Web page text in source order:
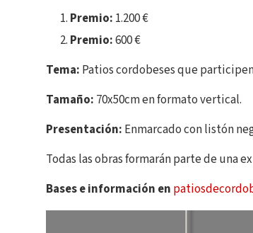
Premio: 1.200 €
Premio:600 €
Tema: Patios cordobeses que
Tamaño: 70x50cm en formato vertical.
Presentación: Enmarcado con listón
Todas las obras formarán parte de una
Bases e información en